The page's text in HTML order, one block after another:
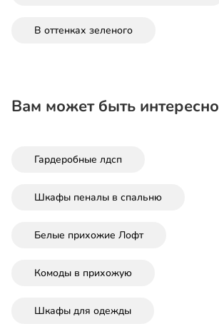
В оттенках зеленого
Вам может быть интересно
Гардеробные лдсп
Шкафы пеналы в спальню
Белые прихожие Лофт
Комоды в прихожую
Шкафы для одежды